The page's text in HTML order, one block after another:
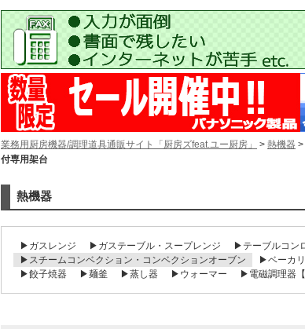
業務用厨房機器/調理道具通販サイト「厨房ズfeat.ユー厨房」 > 熱機器 >
付専用架台
熱機器
▶ガスレンジ ▶ガステーブル・スープレンジ
▶テーブルコン
▶スチームコンベクション・コンベクションオーブン
▶ベーカ
▶餃子焼器
▶麺釜 ▶蒸し器 ▶ウォーマー ▶電磁調理器